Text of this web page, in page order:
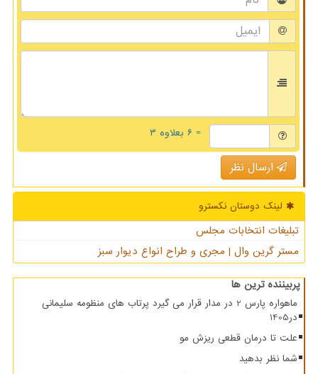
= ۶ بعلاوه ۳
ارسال نظر
لینک دوستان نكسترو
تبلیغات انتخابات مجلس
مستر گرین وال | مجری و طراح انواع دیوار سبز
پربیننده ترین ها
ماهواره پارس 2 در مدار قرار می گیرد پرتاب های منظومه سلیمانی
در1405
علت تا درمان قطعی ریزش مو
شما نظر بدهید